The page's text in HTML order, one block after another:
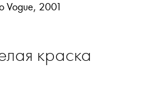
Vogue, 2001
краска